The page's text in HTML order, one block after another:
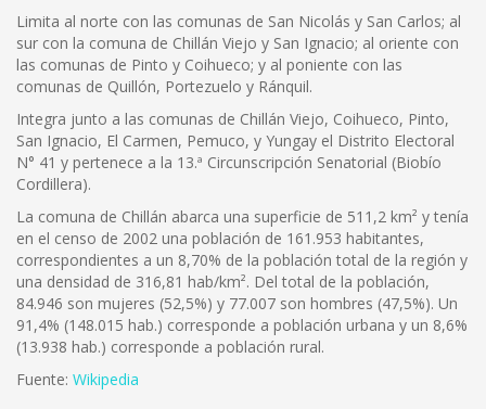
Limita al norte con las comunas de San Nicolás y San Carlos; al
sur con la comuna de Chillán Viejo y San Ignacio; al oriente con
las comunas de Pinto y Coihueco; y al poniente con las
comunas de Quillón, Portezuelo y Ránquil.
Integra junto a las comunas de Chillán Viejo, Coihueco, Pinto,
San Ignacio, El Carmen, Pemuco, y Yungay el Distrito Electoral
N° 41 y pertenece a la 13.ª Circunscripción Senatorial (Biobío
Cordillera).
La comuna de Chillán abarca una superficie de 511,2 km² y tenía
en el censo de 2002 una población de 161.953 habitantes,
correspondientes a un 8,70% de la población total de la región y
una densidad de 316,81 hab/km². Del total de la población,
84.946 son mujeres (52,5%) y 77.007 son hombres (47,5%). Un
91,4% (148.015 hab.) corresponde a población urbana y un 8,6%
(13.938 hab.) corresponde a población rural.
Fuente: Wikipedia